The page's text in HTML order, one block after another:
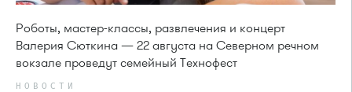
Роботы, мастер-классы, развлечения и концерт
Валерия Сюткина — 22 августа на Северном речном
вокзале проведут семейный Технофест
НОВОСТИ